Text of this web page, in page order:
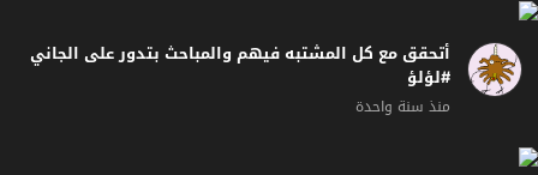
أتحقق مع كل المشتبه فيهم والمباحث بتدور على الجاني
#لؤلؤ
منذ سنة واحدة